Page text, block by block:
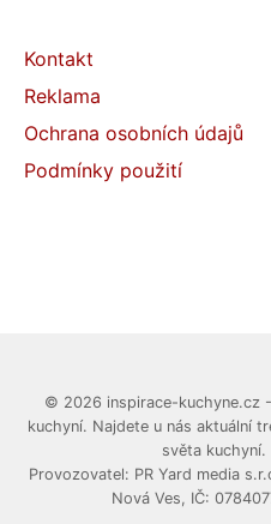
Kontakt
Reklama
Ochrana osobních údajů
Podmínky použití
© 2026 inspirace-kuchyne.cz
kuchyní. Najdete u nás aktuální
světa
Provozovatel: PR Yard media
Nová Ves, IČ: